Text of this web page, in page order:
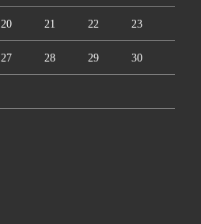
20 21 22 23
27 28 29 30